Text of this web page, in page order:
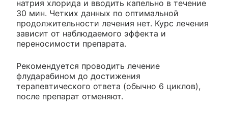
натрия хлорида и вводить капельно в течение
30 мин. Четких данных по оптимальной
продолжительности лечения нет. Курс лечения
зависит от наблюдаемого эффекта и
переносимости препарата.
Рекомендуется проводить лечение
флударабином до достижения
терапевтического ответа (обычно 6 циклов),
после препарат отменяют.